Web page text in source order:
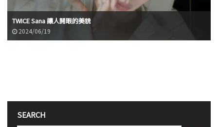
TWICE Sana 讓人開眼的美貌
2024/06/19
SEARCH